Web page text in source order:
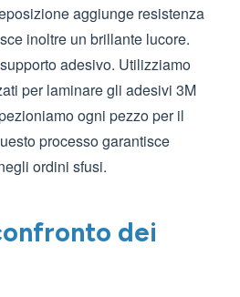
aggiunge resistenza
inoltre un brillante lucore.
adesivo. Utilizziamo
per laminare gli adesivi 3M
ogni pezzo per il
processo garantisce
ordini sfusi.
dei